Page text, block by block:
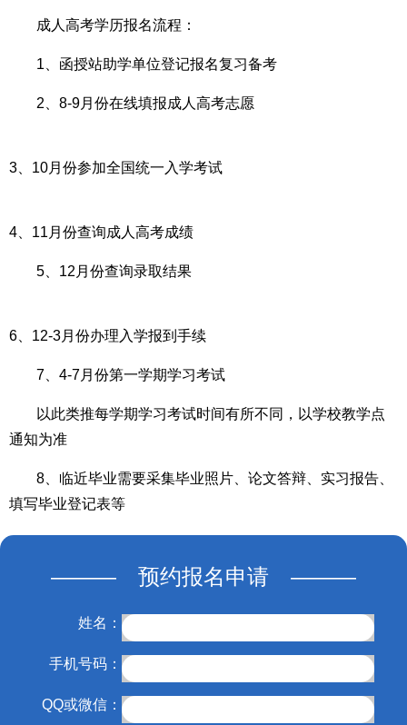
成人高考学历报名流程：
1、函授站助学单位登记报名复习备考
2、8-9月份在线填报成人高考志愿
3、10月份参加全国统一入学考试
4、11月份查询成人高考成绩
5、12月份查询录取结果
6、12-3月份办理入学报到手续
7、4-7月份第一学期学习考试
以此类推每学期学习考试时间有所不同，以学校教学点
通知为准
8、临近毕业需要采集毕业照片、论文答辩、实习报告、
填写毕业登记表等
——— 预约报名申请 ———
姓名：
手机号码：
QQ或微信：